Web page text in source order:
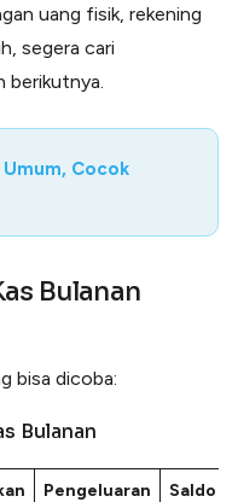
uang fisik, rekening
segera cari
berikutnya.
Cocok
Bulanan
bisa dicoba:
Bulanan
Pengeluaran Saldo